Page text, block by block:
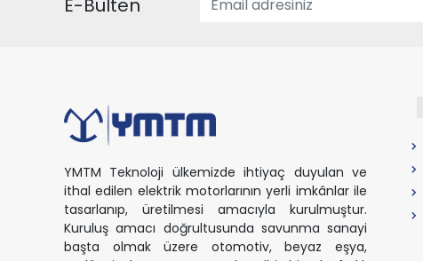
E-Bülten
YMTM Teknoloji ülkemizde ihtiyaç duyulan ve
ithal edilen elektrik motorlarının yerli imkânlar ile
tasarlanıp, üretilmesi amacıyla kurulmuştur.
Kuruluş amacı doğrultusunda savunma sanayi
başta olmak üzere otomotiv, beyaz eşya,